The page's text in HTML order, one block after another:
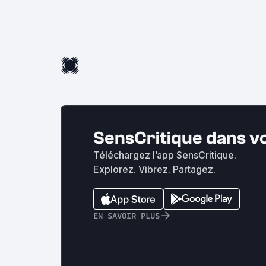
SensCritique dans
Téléchargez l’app SensCritique.
Explorez. Vibrez. Partagez.
EN SAVOIR PLUS